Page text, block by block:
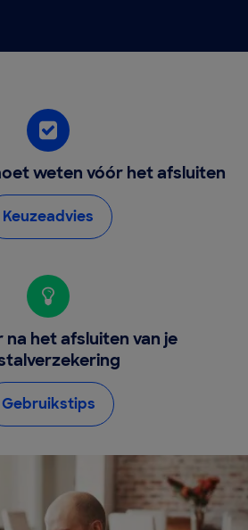
weten vóór het afsluiten
Keuzeadvies
na het afsluiten van je
Gebruikstips